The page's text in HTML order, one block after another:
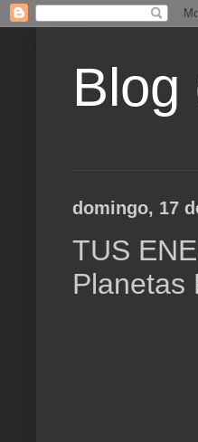
Blog
domingo, 17
TUS
Planetas